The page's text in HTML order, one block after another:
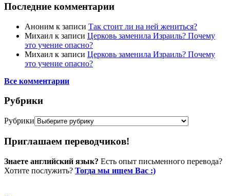
Последние комментарии
Аноним к записи Так стоит ли на ней жениться?
Михаил к записи Церковь заменила Израиль? Почему
это учение опасно?
Михаил к записи Церковь заменила Израиль? Почему
это учение опасно?
Все комментарии
Рубрики
Рубрики
Приглашаем переводчиков!
Знаете английский язык? Есть опыт письменного перевода?
Хотите послужить? Тогда мы ищем Вас :)